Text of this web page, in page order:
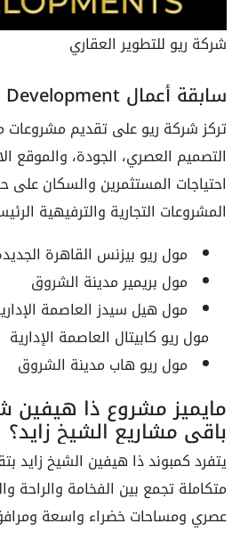
شركة ريو للتطوير العقاري
سابقة أعمال RIO Development
تركز شركة ريو على تقديم مشروعات
التصميم العصري، الجودة، والموقع
احتياجات المستثمرين والسكان
المشروعات التجارية والترفيهية
مول ريو بيزنس القاهرة
مول بريمير مدينة الشروق
مول هيل سيدز العاصمة
مول ريو كابيتال العاصمة الإدارية
مول ريو هاب مدينة الشروق
مايميز مشروع ذا هيفين
باقي مشاريع الشيخ زايد؟
يتفرد كمبوند ذا هيفين الشيخ زايد
متكاملة تجمع بين الفخامة والراحة
عصري ومساحات خضراء واسعة